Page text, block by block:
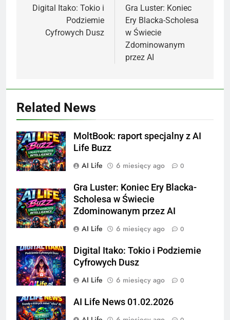
wpisu
Digital Itako: Tokio i
Podziemie
Cyfrowych Dusz
Gra Luster: Koniec
Ery Blacka-Scholesa
w Świecie
Zdominowanym
przez AI
Related News
MoltBook: raport specjalny z AI
Life Buzz
AI Life
6 miesięcy ago 0
Gra Luster: Koniec Ery Blacka-
Scholesa w Świecie
Zdominowanym przez AI
AI Life
6 miesięcy ago 0
Digital Itako: Tokio i Podziemie
Cyfrowych Dusz
AI Life
6 miesięcy ago 0
AI Life News 01.02.2026